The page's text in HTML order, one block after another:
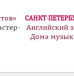
САНКТ-
Английский
Дома